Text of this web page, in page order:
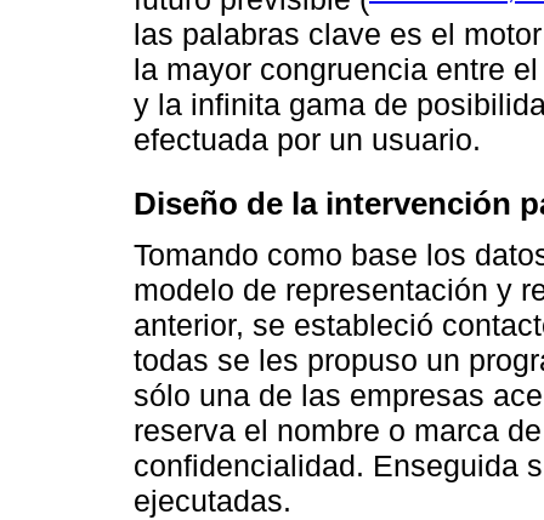
las palabras clave es el
la mayor congruencia entre
y la infinita gama de
efectuada por un usuario.
Diseño de la intervención
Tomando como base los
modelo de representación y
anterior, se estableció
todas se les propuso un
sólo una de las empresas
reserva el nombre o marca
confidencialidad. Enseguida
ejecutadas.